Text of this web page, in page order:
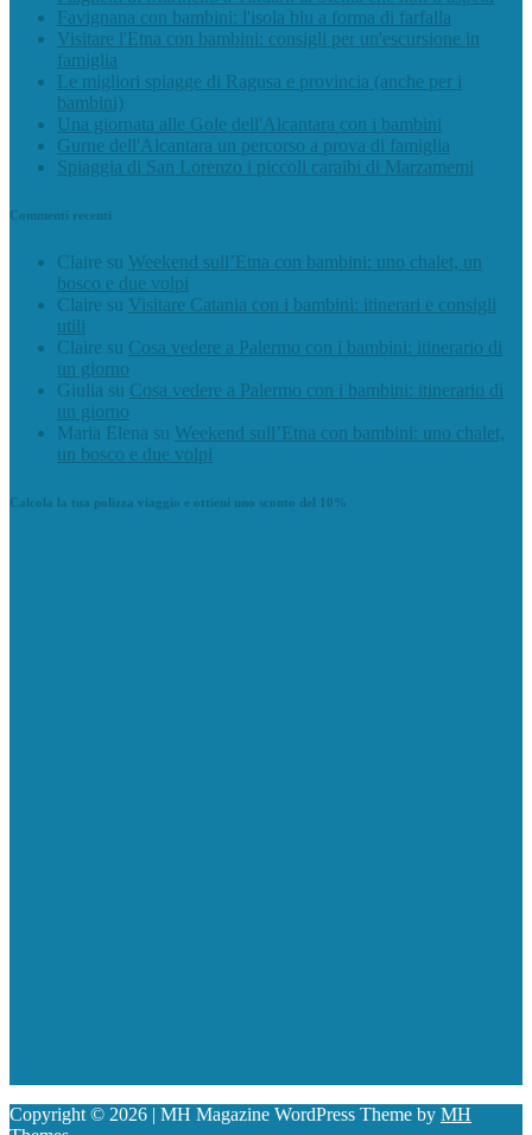
Favignana con bambini: l'isola blu a forma di farfalla
Visitare l'Etna con bambini: consigli per un'escursione in
famiglia
Le migliori spiagge di Ragusa e provincia (anche per i
bambini)
Una giornata alle Gole dell'Alcantara con i bambini
Gurne dell'Alcantara un percorso a prova di famiglia
Spiaggia di San Lorenzo i piccoli caraibi di Marzamemi
Commenti recenti
Claire su Weekend sull’Etna con bambini: uno chalet, un
bosco e due volpi
Claire su Visitare Catania con i bambini: itinerari e consigli
utili
Claire su Cosa vedere a Palermo con i bambini: itinerario di
un giorno
Giulia su Cosa vedere a Palermo con i bambini: itinerario di
un giorno
Maria Elena su Weekend sull’Etna con bambini: uno chalet,
un bosco e due volpi
Calcola la tua polizza viaggio e ottieni uno sconto del 10%
Copyright © 2026 | MH Magazine WordPress Theme by MH